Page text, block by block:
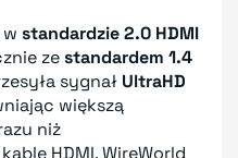
standardzie 2.0 HDMI
zestandardem 1.4
sygnał UltraHD
większą
niż
HDMI. WireWorld